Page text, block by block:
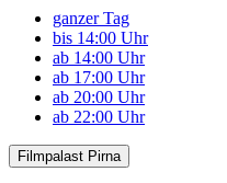
ganzer Tag
bis 14:00 Uhr
ab 14:00 Uhr
ab 17:00 Uhr
ab 20:00 Uhr
ab 22:00 Uhr
Filmpalast Pirna